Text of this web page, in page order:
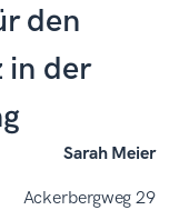
den
in der
Sarah Meier
Ackerbergweg 29